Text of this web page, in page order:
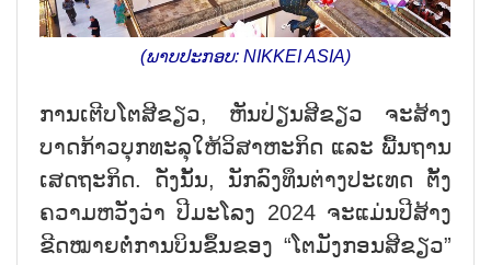
(ພາບປະກອບ: NIKKEI ASIA)
ການເຕີບໂຕສີຂຽວ, ຫັນປ່ຽນສີຂຽວ ຈະສ້າງ
ບາດກ້າວບຸກທະລຸໃຫ້ວິສາຫະກິດ ແລະ ພື້ນຖານ
ເສດຖະກິດ. ດັ່ງນັ້ນ, ນັກລົງທຶນຕ່າງປະເທດ ຕັ້ງ
ຄວາມຫວັງວ່າ ປີມະໂລງ 2024 ຈະແມ່ນປີສ້າງ
ຂີດໝາຍຕໍ່ການບິນຂຶ້ນຂອງ “ໂຕມັງກອນສີຂຽວ”